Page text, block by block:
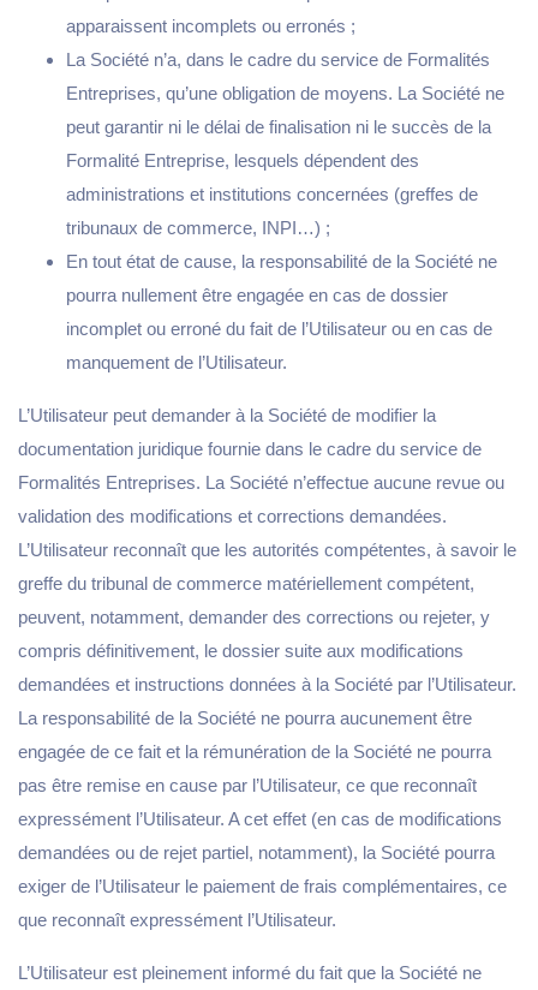
apparaissent incomplets ou erronés ;
La Société n’a, dans le cadre du service de Formalités
Entreprises, qu’une obligation de moyens. La Société ne
peut garantir ni le délai de finalisation ni le succès de la
Formalité Entreprise, lesquels dépendent des
administrations et institutions concernées (greffes de
tribunaux de commerce, INPI…) ;
En tout état de cause, la responsabilité de la Société ne
pourra nullement être engagée en cas de dossier
incomplet ou erroné du fait de l’Utilisateur ou en cas de
manquement de l’Utilisateur.
L’Utilisateur peut demander à la Société de modifier la
documentation juridique fournie dans le cadre du service de
Formalités Entreprises. La Société n’effectue aucune revue ou
validation des modifications et corrections demandées.
L’Utilisateur reconnaît que les autorités compétentes, à savoir le
greffe du tribunal de commerce matériellement compétent,
peuvent, notamment, demander des corrections ou rejeter, y
compris définitivement, le dossier suite aux modifications
demandées et instructions données à la Société par l’Utilisateur.
La responsabilité de la Société ne pourra aucunement être
engagée de ce fait et la rémunération de la Société ne pourra
pas être remise en cause par l’Utilisateur, ce que reconnaît
expressément l’Utilisateur. A cet effet (en cas de modifications
demandées ou de rejet partiel, notamment), la Société pourra
exiger de l’Utilisateur le paiement de frais complémentaires, ce
que reconnaît expressément l’Utilisateur.
L’Utilisateur est pleinement informé du fait que la Société ne